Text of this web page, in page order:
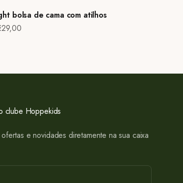
bolsa de cama com atilhos
de venda
clube Hoppekids
e novidades diretamente na sua caixa